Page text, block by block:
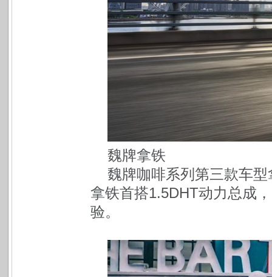
魏牌拿铁
魏牌咖啡系列第三款车
拿铁首搭1.5DHT动力总成
验。